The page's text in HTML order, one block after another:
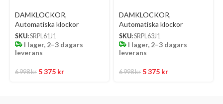
Ljusblå Urtavla Med
Diamanter Och Stållänk
DAMKLOCKOR,
Automatiska klockor
SKU:SRPL61J1
I lager, 2–3 dagars
leverans
6 998kr 5 375 kr
Ljusgrön Urtavla Med
Diamanter Och Stållänk
DAMKLOCKOR,
Automatiska klockor
SKU:SRPL63J1
I lager, 2–3 dagars
leverans
6 998kr 5 375 kr